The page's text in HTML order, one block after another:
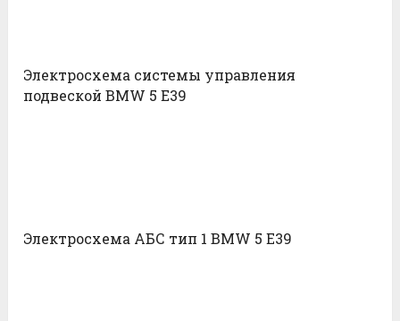
Электросхема системы управления
подвеской BMW 5 E39
Электросхема АБС тип 1 BMW 5 E39